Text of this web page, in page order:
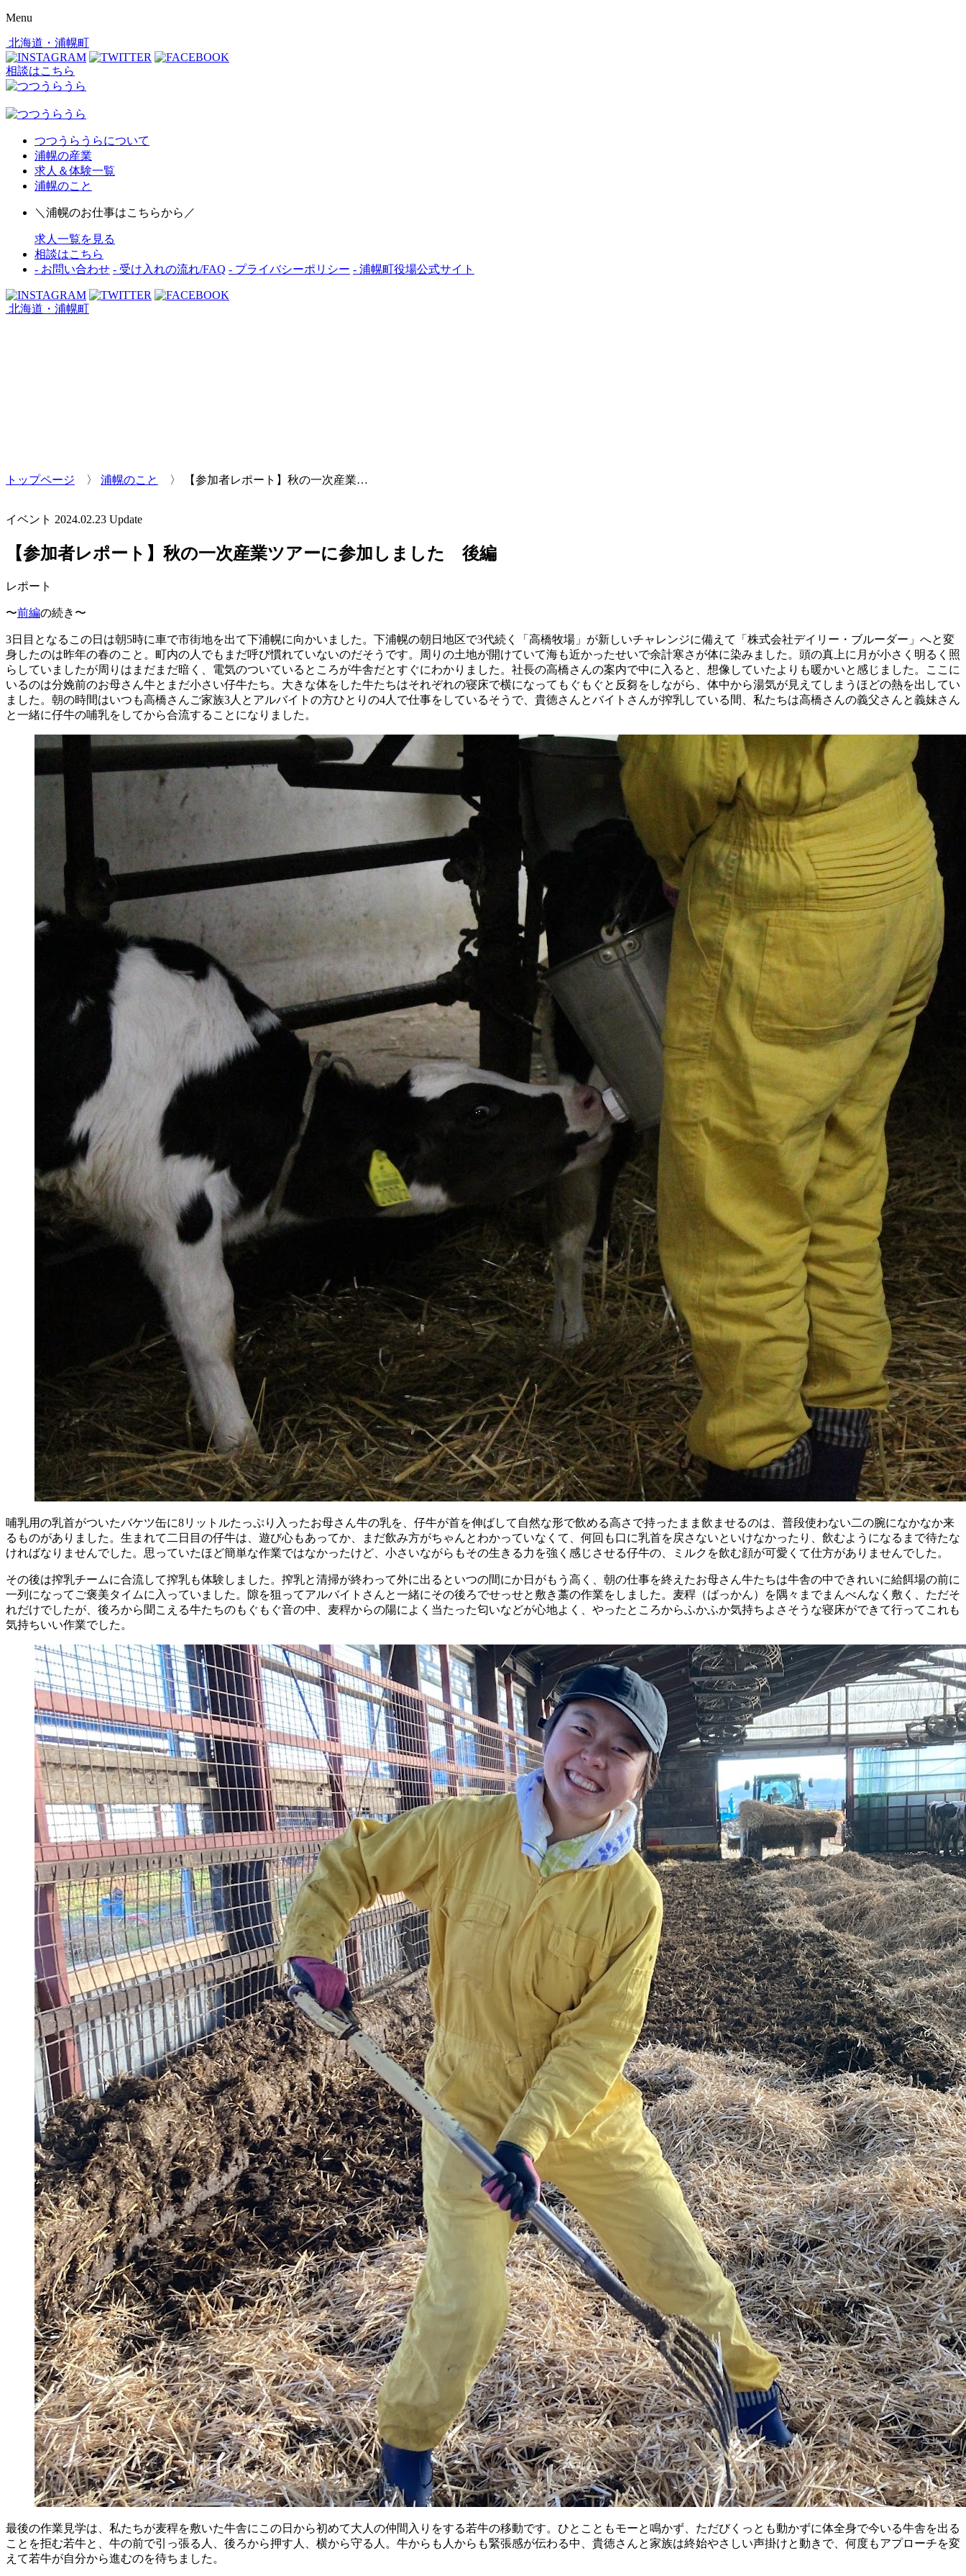
Menu
北海道・浦幌町
相談はこちら
つつうらうらについて
浦幌の産業
求人＆体験一覧
浦幌のこと
＼浦幌のお仕事はこちらから／
求人一覧を見る
相談はこちら
- お問い合わせ - 受け入れの流れ/FAQ - プライバシーポリシー - 浦幌町役場公式サイト
北海道・浦幌町
トップページ 〉 浦幌のこと 〉 【参加者レポート】秋の一次産業…
イベント 2024.02.23 Update
【参加者レポート】秋の一次産業ツアーに参加しました 後編
レポート
〜前編の続き〜
3日目となるこの日は朝5時に車で市街地を出て下浦幌に向かいました。下浦幌の朝日地区で3代続く「高橋牧場」が新しいチャレンジに備えて「株式会社デイリー・ブルーダー」へと変
身したのは昨年の春のこと。町内の人でもまだ呼び慣れていないのだそうです。周りの土地が開けていて海も近かったせいで余計寒さが体に染みました。頭の真上に月が小さく明るく照
らしていましたが周りはまだまだ暗く、電気のついているところが牛舎だとすぐにわかりました。社長の高橋さんの案内で中に入ると、想像していたよりも暖かいと感じました。ここに
いるのは分娩前のお母さん牛とまだ小さい仔牛たち。大きな体をした牛たちはそれぞれの寝床で横になってもぐもぐと反芻をしながら、体中から湯気が見えてしまうほどの熱を出してい
ました。朝の時間はいつも高橋さんご家族3人とアルバイトの方ひとりの4人で仕事をしているそうで、貴徳さんとバイトさんが搾乳している間、私たちは高橋さんの義父さんと義妹さん
と一緒に仔牛の哺乳をしてから合流することになりました。
哺乳用の乳首がついたバケツ缶に8リットルたっぷり入ったお母さん牛の乳を、仔牛が首を伸ばして自然な形で飲める高さで持ったまま飲ませるのは、普段使わない二の腕になかなか来
るものがありました。生まれて二日目の仔牛は、遊び心もあってか、まだ飲み方がちゃんとわかっていなくて、何回も口に乳首を戻さないといけなかったり、飲むようになるまで待たな
ければなりませんでした。思っていたほど簡単な作業ではなかったけど、小さいながらもその生きる力を強く感じさせる仔牛の、ミルクを飲む顔が可愛くて仕方がありませんでした。
その後は搾乳チームに合流して搾乳も体験しました。搾乳と清掃が終わって外に出るといつの間にか日がもう高く、朝の仕事を終えたお母さん牛たちは牛舎の中できれいに給餌場の前に
一列になってご褒美タイムに入っていました。隙を狙ってアルバイトさんと一緒にその後ろでせっせと敷き藁の作業をしました。麦稈（ばっかん）を隅々までまんべんなく敷く、ただそ
れだけでしたが、後ろから聞こえる牛たちのもぐもぐ音の中、麦稈からの陽によく当たった匂いなどが心地よく、やったところからふかふか気持ちよさそうな寝床ができて行ってこれも
気持ちいい作業でした。
最後の作業見学は、私たちが麦稈を敷いた牛舎にこの日から初めて大人の仲間入りをする若牛の移動です。ひとこともモーと鳴かず、ただびくっとも動かずに体全身で今いる牛舎を出る
ことを拒む若牛と、牛の前で引っ張る人、後ろから押す人、横から守る人。牛からも人からも緊張感が伝わる中、貴徳さんと家族は終始やさしい声掛けと動きで、何度もアプローチを変
えて若牛が自分から進むのを待ちました。